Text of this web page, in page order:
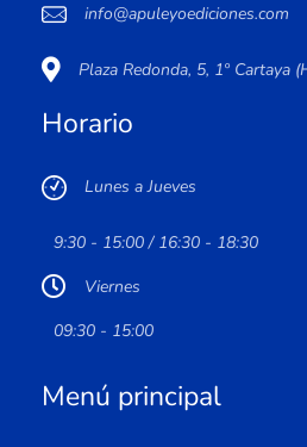
info@apuleyoediciones.com
Plaza Redonda, 5, 1º Cartaya
Horario
Lunes a Jueves
9:30 - 15:00 / 16:30 - 18:30
Viernes
09:30 - 15:00
Menú principal